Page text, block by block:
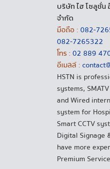
บริษัท ไฮ โซลูชั่น
จำกัด
มือถือ : 082-
082-7265322
โทร : 02 889
อีเมลล์ :
HSTN is
systems,
and Wired
system for
Smart CCTV
Digital Signage
have more
Premium